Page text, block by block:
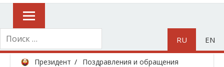
RU EN
Президент Поздравления и обращения